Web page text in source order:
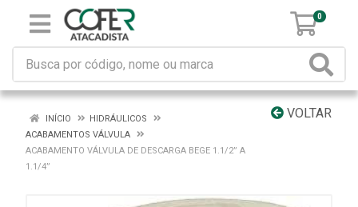
0
VOLTAR
INÍCIO
HIDRÁULICOS
ACABAMENTOS VÁLVULA
ACABAMENTO VÁLVULA DE DESCARGA BEGE 1.1/2” A
1.1/4”